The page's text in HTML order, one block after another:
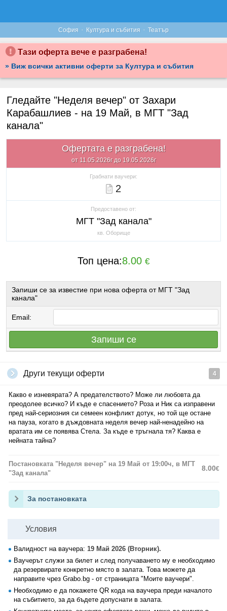
София · Култура и събития · Театър
Тази оферта вече е разграбена!
» Виж всички активни оферти за Култура и събития
Гледайте "Неделя вечер" от Захари
Карабашлиев - на 19 Май, в МГТ "Зад
канала"
Офертата е разграбена!
от 11.05.2026г до 19.05.2026г
Грабнати ваучери:
2
Предоставено от:
МГТ "Зад канала"
кв. Оборище
Топ цена:8.00 €
Запиши се за известие при нова оферта от МГТ "Зад
канала"
Email:
Запиши се
Други текущи оферти 4
Какво е изневярата? А предателството? Може ли любовта да
преодолее всичко? И къде е спасението? Роза и Ник са изправени
пред най-сериозния си семеен конфликт дотук, но той ще остане
на пауза, когато в дъждовната неделя вечер най-ненадейно на
вратата им се появява Стела. За къде е тръгнала тя? Каква е
нейната тайна?
Постановката "Неделя вечер" на 19 Май от 19:00ч, в МГТ
"Зад канала"
8.00€
За постановката
Условия
Валидност на ваучера: 19 Май 2026 (Вторник).
Ваучерът служи за билет и след получаването му е необходимо
да резервирате конкретно място в залата. Това можете да
направите чрез Grabo.bg - от страницата "Моите ваучери".
Необходимо е да покажете QR кода на ваучера преди началото
на събитието, за да бъдете допуснати в залата.